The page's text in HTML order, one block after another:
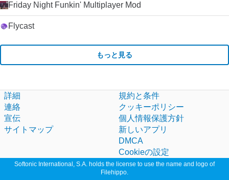
Friday Night Funkin' Multiplayer Mod
Flycast
もっと見る
詳細
連絡
宣伝
サイトマップ
規約と条件
クッキーポリシー
個人情報保護方針
新しいアプリ
DMCA
Cookieの設定
Softonic International, S.A. holds the license to use the name and logo of
Filehippo.